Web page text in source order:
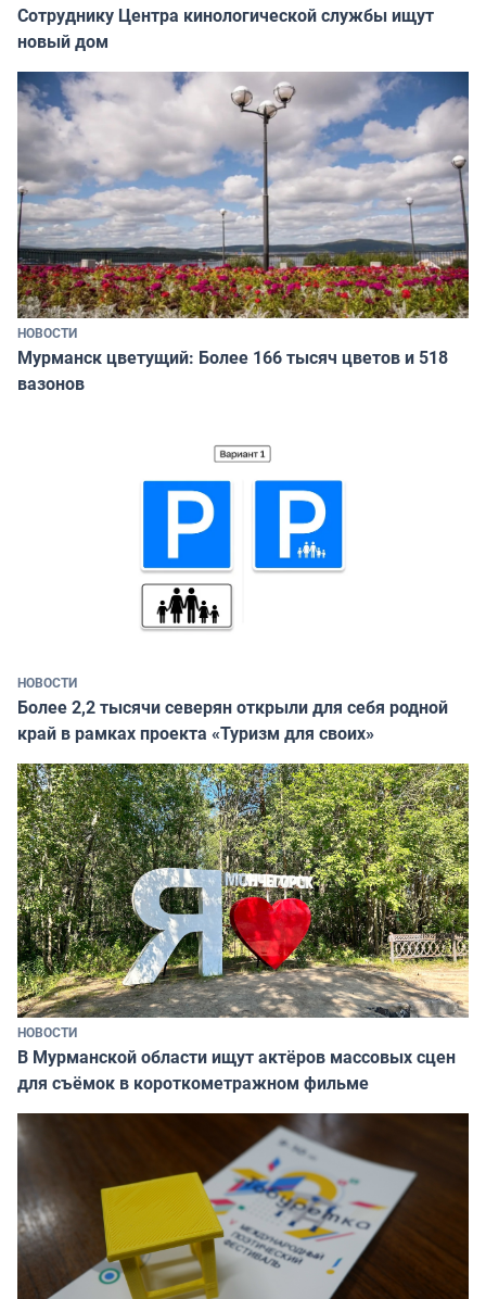
Сотруднику Центра кинологической службы ищут
новый дом
НОВОСТИ
Мурманск цветущий: Более 166 тысяч цветов и 518
вазонов
НОВОСТИ
Более 2,2 тысячи северян открыли для себя родной
край в рамках проекта «Туризм для своих»
НОВОСТИ
В Мурманской области ищут актёров массовых сцен
для съёмок в короткометражном фильме